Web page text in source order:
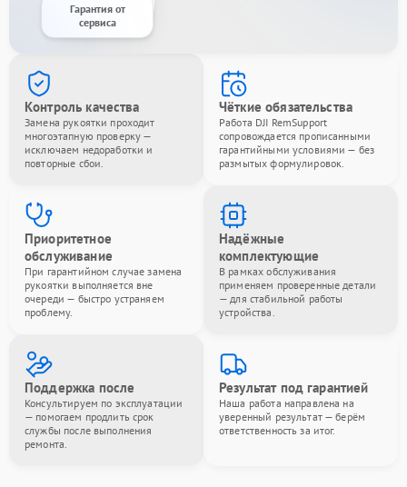
Гарантия от
сервиса
Контроль качества
Замена рукоятки проходит
многоэтапную проверку —
исключаем недоработки и
повторные сбои.
Чёткие обязательства
Работа DJI RemSupport
сопровождается прописанными
гарантийными условиями — без
размытых формулировок.
Приоритетное
обслуживание
При гарантийном случае замена
рукоятки выполняется вне
очереди — быстро устраняем
проблему.
Надёжные
комплектующие
В рамках обслуживания
применяем проверенные детали
— для стабильной работы
устройства.
Поддержка после
Консультируем по эксплуатации
— помогаем продлить срок
службы после выполнения
ремонта.
Результат под гарантией
Наша работа направлена на
уверенный результат — берём
ответственность за итог.